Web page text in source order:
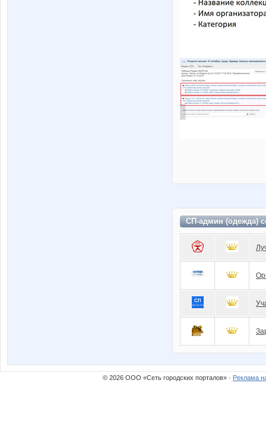
СП-админ (одежда)
© 2026 ООО «Сеть городских порталов» · Реклама